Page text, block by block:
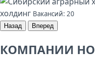
холдинг Вакансий: 20
Назад Вперед
КОМПАНИИ